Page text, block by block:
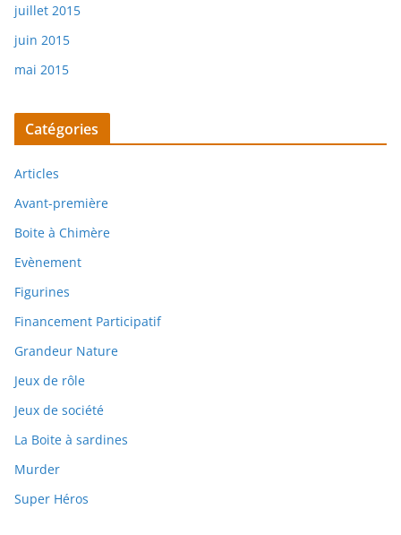
juillet 2015
juin 2015
mai 2015
Catégories
Articles
Avant-première
Boite à Chimère
Evènement
Figurines
Financement Participatif
Grandeur Nature
Jeux de rôle
Jeux de société
La Boite à sardines
Murder
Super Héros